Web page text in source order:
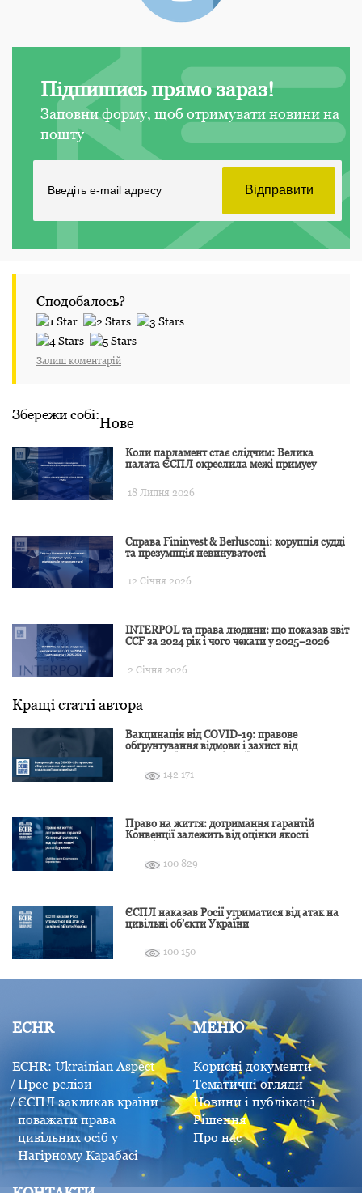
Підпишись прямо зараз!
Заповни форму, щоб отримувати новини на
пошту
Сподобалось?
Залиш коментарій
Збережи собі:Нове
Коли парламент стає слідчим: Велика
палата ЄСПЛ окреслила межі примусу
18 Липня 2026
Справа Fininvest & Berlusconi: корупція судді
та презумпція невинуватості
12 Січня 2026
INTERPOL та права людини: що показав звіт
CCF за 2024 рік і чого чекати у 2025–2026
2 Січня 2026
Кращі статті автора
Вакцинація від COVID-19: правове
обґрунтування відмови і захист від
142 171
Право на життя: дотримання гарантій
Конвенції залежить від оцінки якості
100 829
ЄСПЛ наказав Росії утриматися від атак на
цивільні об’єкти України
100 150
ECHR
ECHR: Ukrainian Aspect
Прес-релізи
ЄСПЛ закликав країни
поважати права
цивільних осіб у
Нагірному Карабасі
МЕНЮ
Корисні документи
Тематичні огляди
Новини і публікації
Рішення
Про нас